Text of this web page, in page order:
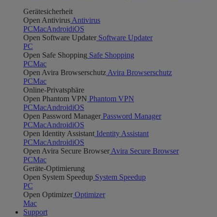
Gerätesicherheit
Open Antivirus Antivirus
PCMacAndroidiOS
Open Software Updater Software Updater
PC
Open Safe Shopping Safe Shopping
PCMac
Open Avira Browserschutz Avira Browserschutz
PCMac
Online-Privatsphäre
Open Phantom VPN Phantom VPN
PCMacAndroidiOS
Open Password Manager Password Manager
PCMacAndroidiOS
Open Identity Assistant Identity Assistant
PCMacAndroidiOS
Open Avira Secure Browser Avira Secure Browser
PCMac
Geräte-Optimierung
Open System Speedup System Speedup
PC
Open Optimizer Optimizer
Mac
Support